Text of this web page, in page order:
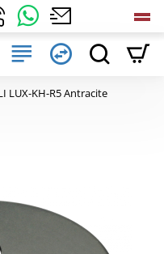
LUX-KH-R5 Antracite